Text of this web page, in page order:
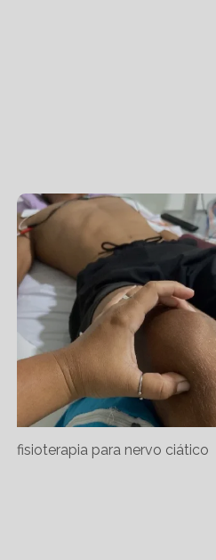
fisioterapia para nervo ciático